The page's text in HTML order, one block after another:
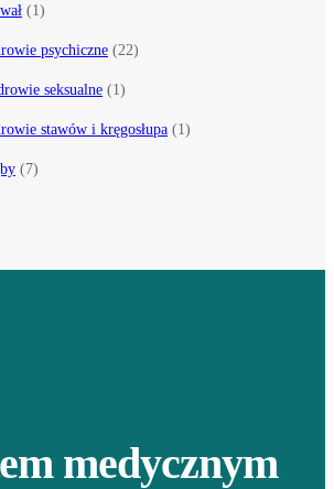
(1)
psychiczne (22)
seksualne (1)
stawów i kręgosłupa (1)
(7)
medycznym